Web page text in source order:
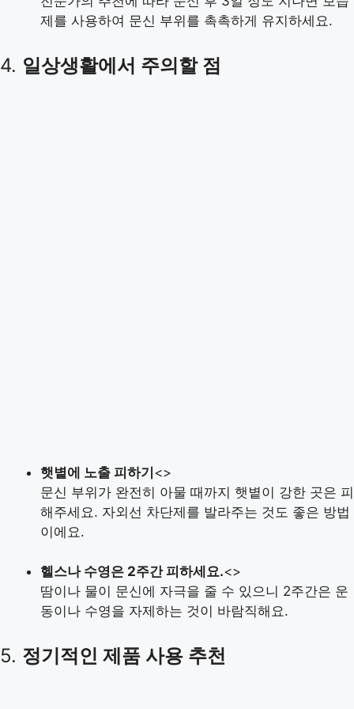
제를 사용하여 문신 부위를 촉촉하게 유지하세요.
4. 일상생활에서 주의할 점
햇볕에 노출 피하기<>
문신 부위가 완전히 아물 때까지 햇볕이 강한 곳은 피
해주세요. 자외선 차단제를 발라주는 것도 좋은 방법
이에요.
헬스나 수영은 2주간 피하세요.<>
땀이나 물이 문신에 자극을 줄 수 있으니 2주간은 운
동이나 수영을 자제하는 것이 바람직해요.
5. 정기적인 제품 사용 추천